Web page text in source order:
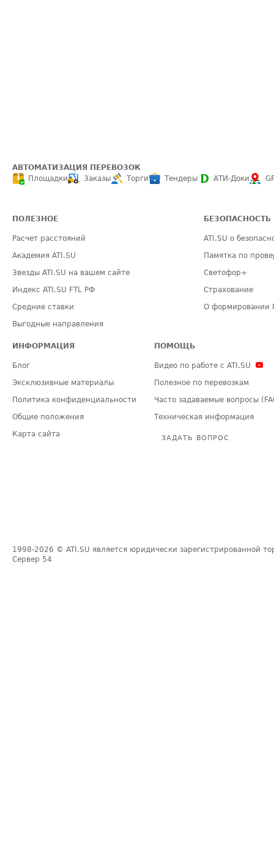
АВТОМАТИЗАЦИЯ ПЕРЕВОЗОК
Площадки
Заказы Торги Тендеры АТИ-Доки
ПОЛЕЗНОЕ
Расчет расстояний
Академия ATI.SU
Звезды ATI.SU на вашем сайте
Индекс ATI.SU FTL РФ
Средние ставки
Выгодные направления
БЕЗОПАСНОСТЬ
ATI.SU о
Памятка по
Светофор+
Страхование
О формировании
ИНФОРМАЦИЯ
Блог
Эксклюзивные материалы
Политика конфиденциальности
Общие положения
Карта сайта
ПОМОЩЬ
Видео по работе с ATI.SU
Полезное по перевозкам
Часто задаваемые вопросы
Техническая информация
ЗАДАТЬ ВОПРОС
1998-2026 © ATI.SU является юридически зарегистрированной
Сервер 54